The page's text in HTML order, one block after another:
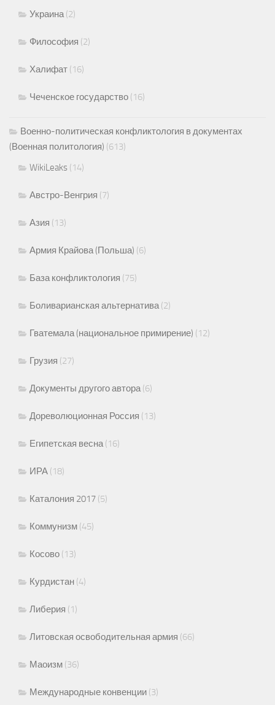
Украина(2)
Философия (2)
Халифат (16)
Чеченское государство (16)
Военно-политическая конфликтология в документах
(Военная политология) (613)
WikiLeaks (14)
Австро-Венгрия (7)
Азия (13)
Армия Крайова (Польша) (6)
База конфликтология (75)
Боливарианская альтернатива(2)
Гватемала (национальное примирение) (12)
Грузия (27)
Документы другого автора(6)
Дореволюционная Россия (13)
Египетская весна(16)
ИРА (18)
Каталония 2017 (5)
Коммунизм (45)
Косово (13)
Курдистан (4)
Либерия (1)
Литовская освободительная армия (66)
Маоизм (36)
Международные конвенции (3)